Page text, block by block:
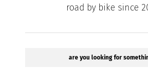
road by bike since
are you looking for